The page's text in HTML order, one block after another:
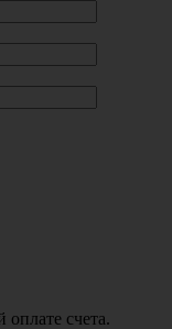
счета.